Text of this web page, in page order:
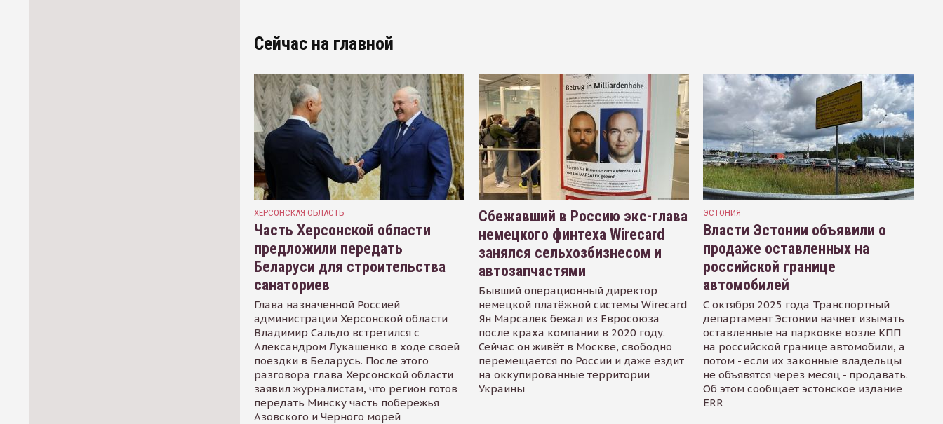
Сейчас на главной
ХЕРСОНСКАЯ ОБЛАСТЬ
Часть Херсонской области
предложили передать
Беларуси для строительства
санаториев
Глава назначенной Россией
администрации Херсонской области
Владимир Сальдо встретился с
Александром Лукашенко в ходе своей
поездки в Беларусь. После этого
разговора глава Херсонской области
заявил журналистам, что регион готов
передать Минску часть побережья
Азовского и Черного морей
Сбежавший в Россию экс-глава
немецкого финтеха Wirecard
занялся сельхозбизнесом и
автозапчастями
Бывший операционный директор
немецкой платёжной системы Wirecard
Ян Марсалек бежал из Евросоюза
после краха компании в 2020 году.
Сейчас он живёт в Москве, свободно
перемещается по России и даже ездит
на оккупированные территории
Украины
ЭСТОНИЯ
Власти Эстонии объявили о
продаже оставленных на
российской границе
автомобилей
С октября 2025 года Транспортный
департамент Эстонии начнет изымать
оставленные на парковке возле КПП
на российской границе автомобили, а
потом - если их законные владельцы
не объявятся через месяц - продавать.
Об этом сообщает эстонское издание
ERR